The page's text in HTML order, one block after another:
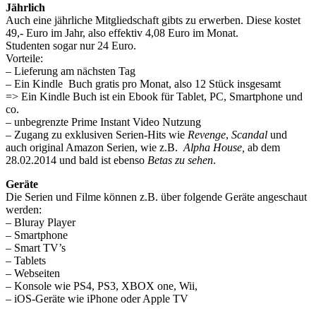
Jährlich
Auch eine jährliche Mitgliedschaft gibts zu erwerben. Diese kostet
49,- Euro im Jahr, also effektiv 4,08 Euro im Monat.
Studenten sogar nur 24 Euro.
Vorteile:
– Lieferung am nächsten Tag
– Ein Kindle Buch gratis pro Monat, also 12 Stück insgesamt
=> Ein Kindle Buch ist ein Ebook für Tablet, PC, Smartphone und
co.
– unbegrenzte Prime Instant Video Nutzung
– Zugang zu exklusiven Serien-Hits wie Revenge, Scandal und
auch original Amazon Serien, wie z.B. Alpha House, ab dem
28.02.2014 und bald ist ebenso Betas zu sehen.
Geräte
Die Serien und Filme können z.B. über folgende Geräte angeschaut
werden:
– Bluray Player
– Smartphone
– Smart TV’s
– Tablets
– Webseiten
– Konsole wie PS4, PS3, XBOX one, Wii,
– iOS-Geräte wie iPhone oder Apple TV